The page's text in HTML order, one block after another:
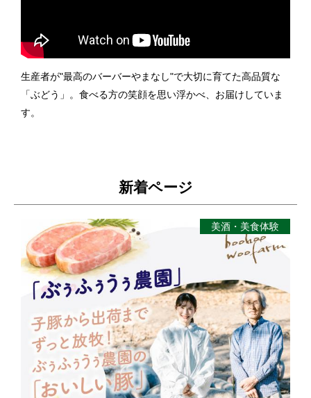
生産者が"最高のバーバーやまなし"で大切に育てた高品質な
「ぶどう」。食べる方の笑顔を思い浮かべ、お届けしていま
す。
新着ページ
美酒・美食体験